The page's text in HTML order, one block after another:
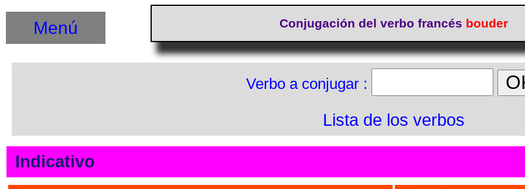
Conjugación del verbo francés bouder
Menú
Verbo a conjugar :
Lista de los verbos
Indicativo